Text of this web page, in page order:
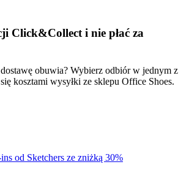
Click&Collect i nie płać za
dostawę obuwia? Wybierz odbiór w jednym z
kosztami wysyłki ze sklepu Office Shoes.
od Sketchers ze zniżką 30%